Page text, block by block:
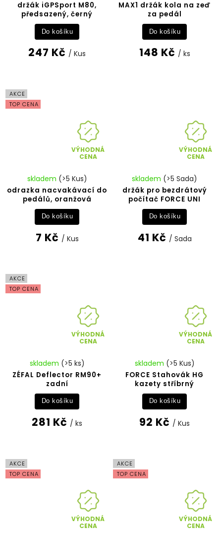
držák iGPSport M80,
předsazený, černý
247 Kč / Kus
Do košíku
MAX1 držák kola na zeď
za pedál
148 Kč / ks
Do košíku
AKCE
TOP CENA
VÝHODNÁ
CENA
odrazka nacvakávací do
pedálů, oranžová
skladem (>5 Kus)
7 Kč / Kus
Do košíku
VÝHODNÁ
CENA
držák pro bezdrátový
počítač FORCE UNI
skladem (>5 Sada)
41 Kč / Sada
Do košíku
AKCE
TOP CENA
VÝHODNÁ
CENA
ZÉFAL Deflector RM90+
zadní
skladem (>5 ks)
281 Kč / ks
Do košíku
VÝHODNÁ
CENA
FORCE Stahovák HG
kazety stříbrný
skladem (>5 Kus)
92 Kč / Kus
Do košíku
AKCE
TOP CENA
VÝHODNÁ
CENA
AKCE
TOP CENA
VÝHODNÁ
CENA